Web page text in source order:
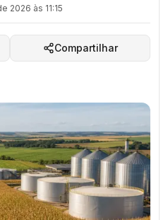
2026 às 11:15
Compartilhar